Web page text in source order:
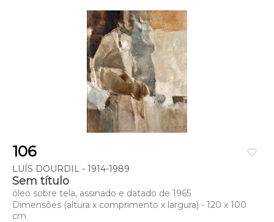
favorite_border
106
LUÍS DOURDIL - 1914-1989
Sem título
óleo sobre tela, assinado e datado de 1965
Dimensões (altura x comprimento x largura) - 120 x 100
cm